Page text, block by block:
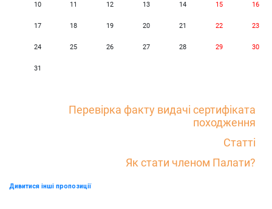
10 11 12 13 14 15 16
17 18 19 20 21 22 23
24 25 26 27 28 29 30
31
Перевірка факту видачі сертифіката
походження
Статті
Як стати членом Палати?
Дивитися інші пропозиції